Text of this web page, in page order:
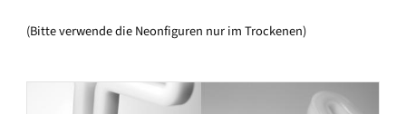
(Bitte verwende die Neonfiguren nur im Trockenen)